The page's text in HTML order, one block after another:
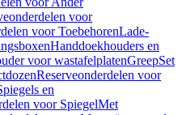
voor
voor ToebehorenLade-
Handdoekhouders en
voor wastafelplatenGreepSet
Reserveonderdelen voor
en
voor SpiegelMet